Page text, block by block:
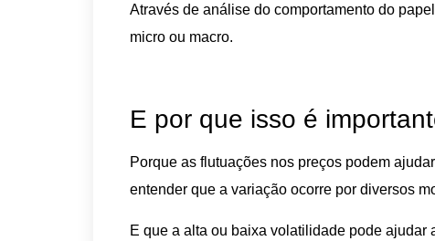
Através de análise do comportamento do
micro ou macro.
E por que isso é
Porque as flutuações nos preços podem
entender que a variação ocorre por diversos
E que a alta ou baixa volatilidade pode ajudar